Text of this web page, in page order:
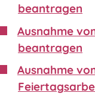
beantragen
Ausnahme
beantragen
Ausnahme